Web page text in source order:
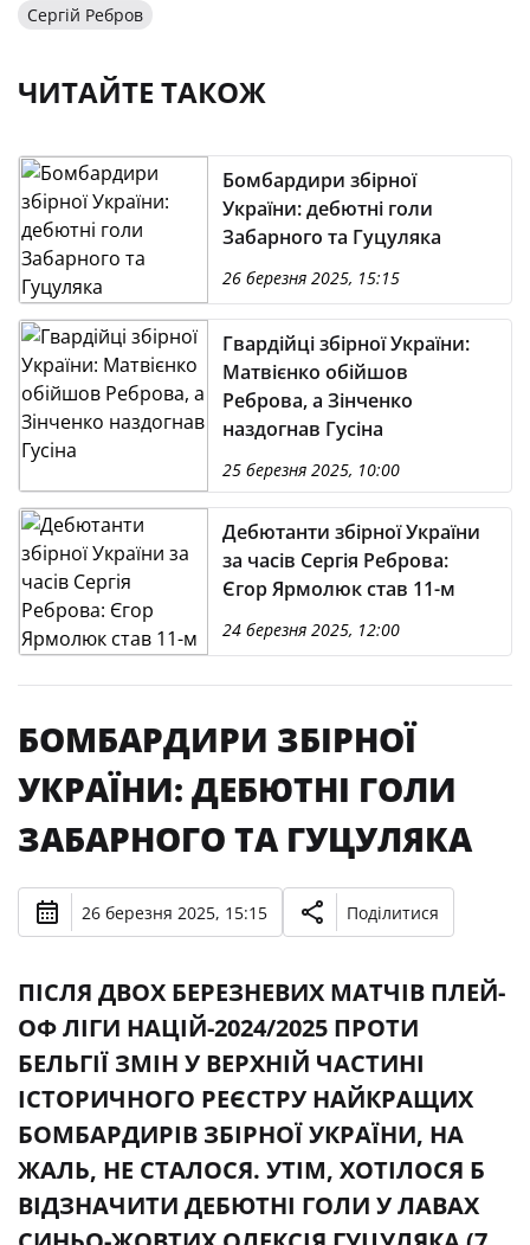
Сергій Ребров
ЧИТАЙТЕ ТАКОЖ
Бомбардири збірної
України: дебютні голи
Забарного та Гуцуляка
26 березня 2025, 15:15
Гвардійці збірної України:
Матвієнко обійшов
Реброва, а Зінченко
наздогнав Гусіна
25 березня 2025, 10:00
Дебютанти збірної України
за часів Сергія Реброва:
Єгор Ярмолюк став 11-м
24 березня 2025, 12:00
БОМБАРДИРИ ЗБІРНОЇ
УКРАЇНИ: ДЕБЮТНІ ГОЛИ
ЗАБАРНОГО ТА ГУЦУЛЯКА
26 березня 2025, 15:15 Поділитися
ПІСЛЯ ДВОХ БЕРЕЗНЕВИХ МАТЧІВ ПЛЕЙ-
ОФ ЛІГИ НАЦІЙ-2024/2025 ПРОТИ
БЕЛЬГІЇ ЗМІН У ВЕРХНІЙ ЧАСТИНІ
ІСТОРИЧНОГО РЕЄСТРУ НАЙКРАЩИХ
БОМБАРДИРІВ ЗБІРНОЇ УКРАЇНИ, НА
ЖАЛЬ, НЕ СТАЛОСЯ. УТІМ, ХОТІЛОСЯ Б
ВІДЗНАЧИТИ ДЕБЮТНІ ГОЛИ У ЛАВАХ